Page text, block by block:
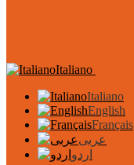
Italiano
Italiano
English
Français
عربى
اردو